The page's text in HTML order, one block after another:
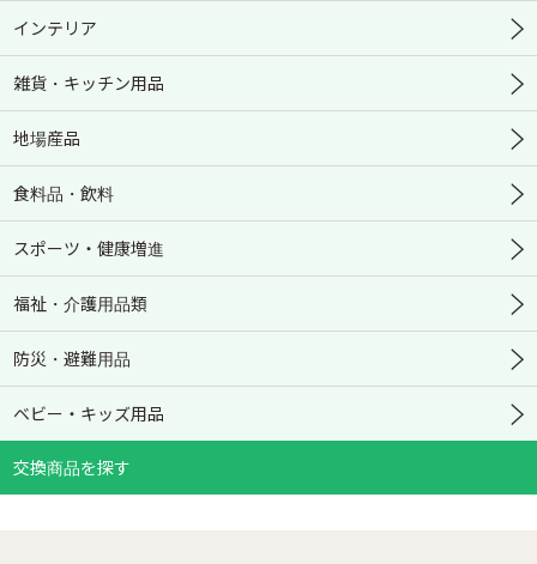
インテリア
雑貨・キッチン用品
地場産品
食料品・飲料
スポーツ・健康増進
福祉・介護用品類
防災・避難用品
ベビー・キッズ用品
交換商品を探す